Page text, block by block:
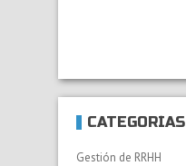
CATEGORÍAS
Gestión de RRHH